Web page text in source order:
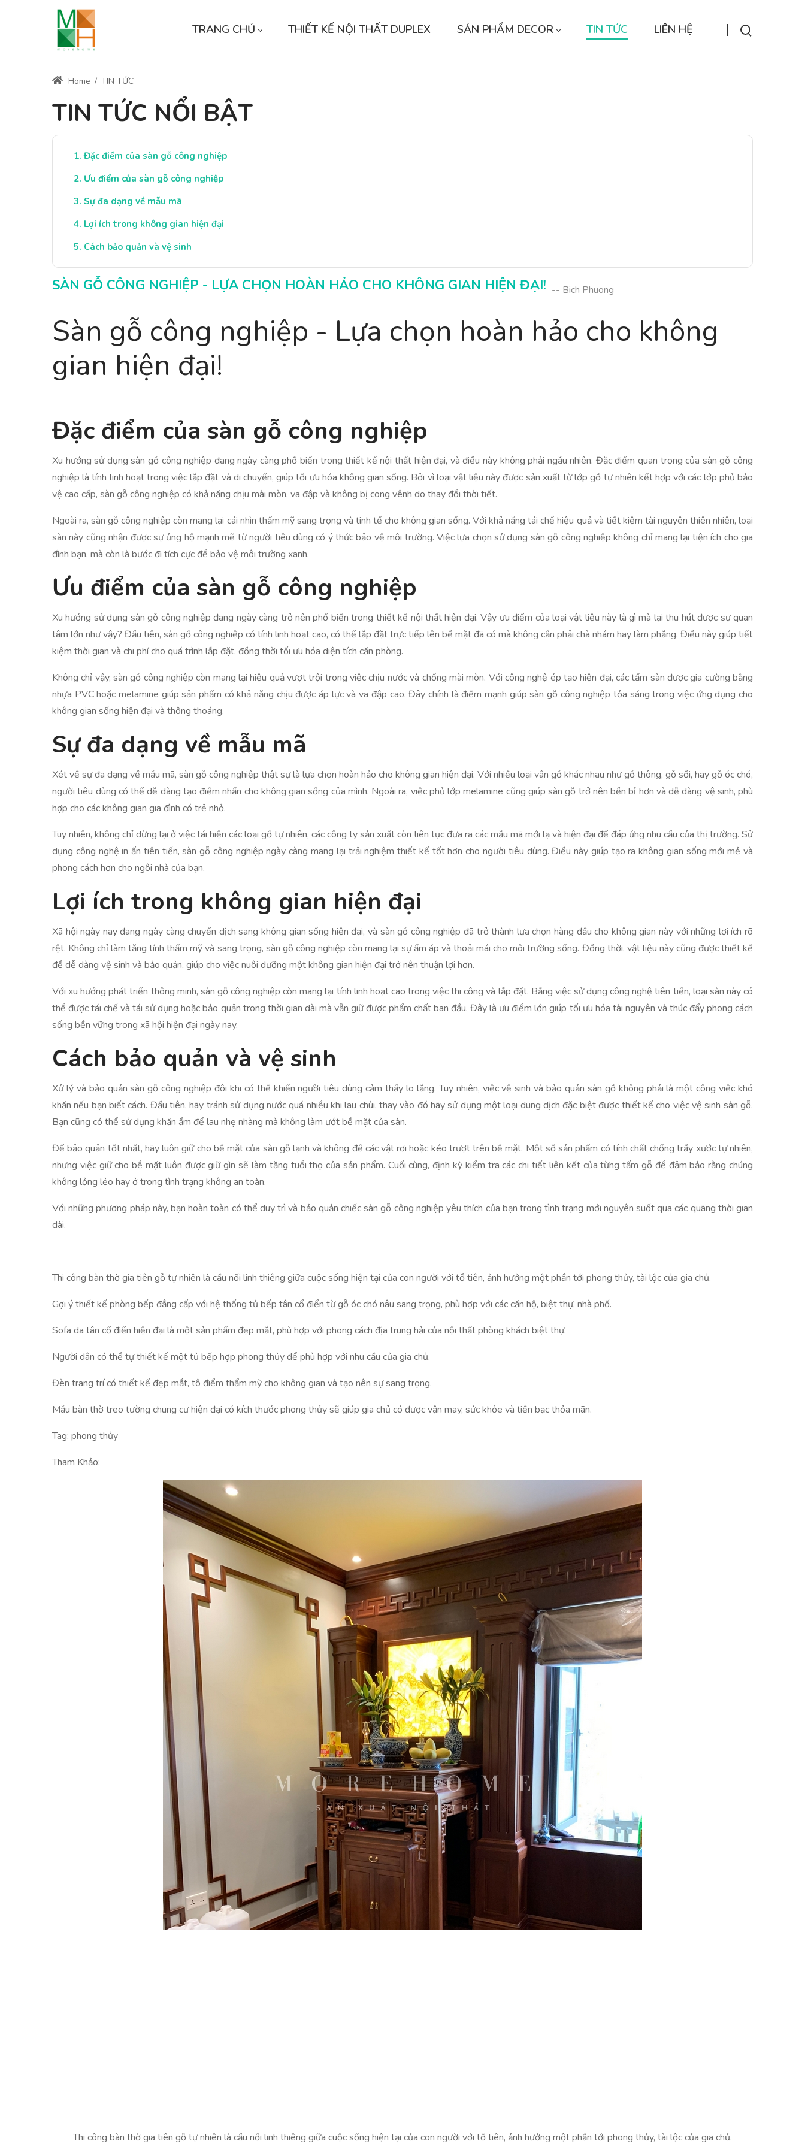
TRANG CHỦ THIẾT KẾ NỘI THẤT DUPLEX SẢN PHẨM DECOR TIN TỨC LIÊN HỆ
Home / TIN TỨC
TIN TỨC NỔI BẬT
Đặc điểm của sàn gỗ công nghiệp
Ưu điểm của sàn gỗ công nghiệp
Sự đa dạng về mẫu mã
Lợi ích trong không gian hiện đại
Cách bảo quản và vệ sinh
SÀN GỖ CÔNG NGHIỆP - LỰA CHỌN HOÀN HẢO CHO KHÔNG GIAN HIỆN ĐẠI! -- Bich Phuong
Sàn gỗ công nghiệp - Lựa chọn hoàn hảo cho không
gian hiện đại!
Đặc điểm của sàn gỗ công nghiệp
Xu hướng sử dụng sàn gỗ công nghiệp đang ngày càng phổ biến trong thiết kế nội thất hiện đại, và điều này không phải ngẫu nhiên. Đặc điểm quan trọng của sàn gỗ công
nghiệp là tính linh hoạt trong việc lắp đặt và di chuyển, giúp tối ưu hóa không gian sống. Bởi vì loại vật liệu này được sản xuất từ lớp gỗ tự nhiên kết hợp với các lớp phủ bảo
vệ cao cấp, sàn gỗ công nghiệp có khả năng chịu mài mòn, va đập và không bị cong vênh do thay đổi thời tiết.
Ngoài ra, sàn gỗ công nghiệp còn mang lại cái nhìn thẩm mỹ sang trọng và tinh tế cho không gian sống. Với khả năng tái chế hiệu quả và tiết kiệm tài nguyên thiên nhiên, loại
sàn này cũng nhận được sự ủng hộ mạnh mẽ từ người tiêu dùng có ý thức bảo vệ môi trường. Việc lựa chọn sử dụng sàn gỗ công nghiệp không chỉ mang lại tiện ích cho gia
đình bạn, mà còn là bước đi tích cực để bảo vệ môi trường xanh.
Ưu điểm của sàn gỗ công nghiệp
Xu hướng sử dụng sàn gỗ công nghiệp đang ngày càng trở nên phổ biến trong thiết kế nội thất hiện đại. Vậy ưu điểm của loại vật liệu này là gì mà lại thu hút được sự quan
tâm lớn như vậy? Đầu tiên, sàn gỗ công nghiệp có tính linh hoạt cao, có thể lắp đặt trực tiếp lên bề mặt đã có mà không cần phải chà nhám hay làm phẳng. Điều này giúp tiết
kiệm thời gian và chi phí cho quá trình lắp đặt, đồng thời tối ưu hóa diện tích căn phòng.
Không chỉ vậy, sàn gỗ công nghiệp còn mang lại hiệu quả vượt trội trong việc chịu nước và chống mài mòn. Với công nghệ ép tạo hiện đại, các tấm sàn được gia cường bằng
nhựa PVC hoặc melamine giúp sản phẩm có khả năng chịu được áp lực và va đập cao. Đây chính là điểm mạnh giúp sàn gỗ công nghiệp tỏa sáng trong việc ứng dụng cho
không gian sống hiện đại và thông thoáng.
Sự đa dạng về mẫu mã
Xét về sự đa dạng về mẫu mã, sàn gỗ công nghiệp thật sự là lựa chọn hoàn hảo cho không gian hiện đại. Với nhiều loại vân gỗ khác nhau như gỗ thông, gỗ sồi, hay gỗ óc chó,
người tiêu dùng có thể dễ dàng tạo điểm nhấn cho không gian sống của mình. Ngoài ra, việc phủ lớp melamine cũng giúp sàn gỗ trở nên bền bỉ hơn và dễ dàng vệ sinh, phù
hợp cho các không gian gia đình có trẻ nhỏ.
Tuy nhiên, không chỉ dừng lại ở việc tái hiện các loại gỗ tự nhiên, các công ty sản xuất còn liên tục đưa ra các mẫu mã mới lạ và hiện đại để đáp ứng nhu cầu của thị trường. Sử
dụng công nghệ in ấn tiên tiến, sàn gỗ công nghiệp ngày càng mang lại trải nghiệm thiết kế tốt hơn cho người tiêu dùng. Điều này giúp tạo ra không gian sống mới mẻ và
phong cách hơn cho ngôi nhà của bạn.
Lợi ích trong không gian hiện đại
Xã hội ngày nay đang ngày càng chuyển dịch sang không gian sống hiện đại, và sàn gỗ công nghiệp đã trở thành lựa chọn hàng đầu cho không gian này với những lợi ích rõ
rệt. Không chỉ làm tăng tính thẩm mỹ và sang trọng, sàn gỗ công nghiệp còn mang lại sự ấm áp và thoải mái cho môi trường sống. Đồng thời, vật liệu này cũng được thiết kế
để dễ dàng vệ sinh và bảo quản, giúp cho việc nuôi dưỡng một không gian hiện đại trở nên thuận lợi hơn.
Với xu hướng phát triển thông minh, sàn gỗ công nghiệp còn mang lại tính linh hoạt cao trong việc thi công và lắp đặt. Bằng việc sử dụng công nghệ tiên tiến, loại sàn này có
thể được tái chế và tái sử dụng hoặc bảo quản trong thời gian dài mà vẫn giữ được phẩm chất ban đầu. Đây là ưu điểm lớn giúp tối ưu hóa tài nguyên và thúc đẩy phong cách
sống bền vững trong xã hội hiện đại ngày nay.
Cách bảo quản và vệ sinh
Xử lý và bảo quản sàn gỗ công nghiệp đôi khi có thể khiến người tiêu dùng cảm thấy lo lắng. Tuy nhiên, việc vệ sinh và bảo quản sàn gỗ không phải là một công việc khó
khăn nếu bạn biết cách. Đầu tiên, hãy tránh sử dụng nước quá nhiều khi lau chùi, thay vào đó hãy sử dụng một loại dung dịch đặc biệt được thiết kế cho việc vệ sinh sàn gỗ.
Bạn cũng có thể sử dụng khăn ẩm để lau nhẹ nhàng mà không làm ướt bề mặt của sàn.
Để bảo quản tốt nhất, hãy luôn giữ cho bề mặt của sàn gỗ lạnh và không để các vật rơi hoặc kéo trượt trên bề mặt. Một số sản phẩm có tính chất chống trầy xước tự nhiên,
nhưng việc giữ cho bề mặt luôn được giữ gìn sẽ làm tăng tuổi thọ của sản phẩm. Cuối cùng, định kỳ kiểm tra các chi tiết liên kết của từng tấm gỗ để đảm bảo rằng chúng
không lỏng lẻo hay ở trong tình trạng không an toàn.
Với những phương pháp này, bạn hoàn toàn có thể duy trì và bảo quản chiếc sàn gỗ công nghiệp yêu thích của bạn trong tình trạng mới nguyên suốt qua các quãng thời gian
dài.
Thi công bàn thờ gia tiên gỗ tự nhiên là cầu nối linh thiêng giữa cuộc sống hiện tại của con người với tổ tiên, ảnh hưởng một phần tới phong thủy, tài lộc của gia chủ.
Gợi ý thiết kế phòng bếp đẳng cấp với hệ thống tủ bếp tân cổ điển từ gỗ óc chó nâu sang trọng, phù hợp với các căn hộ, biệt thự, nhà phố.
Sofa da tân cổ điển hiện đại là một sản phẩm đẹp mắt, phù hợp với phong cách địa trung hải của nội thất phòng khách biệt thự.
Người dân có thể tự thiết kế một tủ bếp hợp phong thủy để phù hợp với nhu cầu của gia chủ.
Đèn trang trí có thiết kế đẹp mắt, tô điểm thẩm mỹ cho không gian và tạo nên sự sang trọng.
Mẫu bàn thờ treo tường chung cư hiện đại có kích thước phong thủy sẽ giúp gia chủ có được vận may, sức khỏe và tiền bạc thỏa mãn.
Tag: phong thủy
Tham Khảo:
Thi công bàn thờ gia tiên gỗ tự nhiên là cầu nối linh thiêng giữa cuộc sống hiện tại của con người với tổ tiên, ảnh hưởng một phần tới phong thủy, tài lộc của gia chủ.